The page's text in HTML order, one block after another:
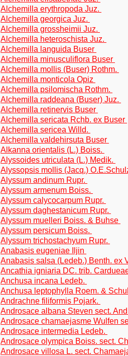
Alchemilla erythropoda Juz.
Alchemilla georgica Juz.
Alchemilla grossheimii Juz.
Alchemilla heteroschista Juz.
Alchemilla languida Buser
Alchemilla minusculiflora Buser
Alchemilla mollis (Buser) Rothm.
Alchemilla monticola Opiz
Alchemilla psilomischa Rothm.
Alchemilla raddeana (Buser) Juz.
Alchemilla retinervis Buser
Alchemilla sericata Rchb. ex Buser
Alchemilla sericea Willd.
Alchemilla valdehirsuta Buser
Alkanna orientalis (L.) Boiss.
Alyssoides utriculata (L.) Medik.
Alyssopsis mollis (Jacq.)
Alyssum andinum Rupr.
Alyssum armenum Boiss.
Alyssum calycocarpum Rupr.
Alyssum daghestanicum Rupr.
Alyssum muelleri Boiss. & Buhse
Alyssum persicum Boiss.
Alyssum trichostachyum Rupr.
Anabasis eugeniae Iljin
Anabasis salsa (Ledeb.) Benth. ex
Ancathia igniaria DC. trib.
Anchusa incana Ledeb.
Anchusa leptophylla Roem. &
Andrachne filiformis Pojark.
Androsace albana Steven sect.
Androsace chamaejasme Wulfen
Androsace intermedia Ledeb.
Androsace olympica Boiss. sect.
Androsace villosa L. sect.